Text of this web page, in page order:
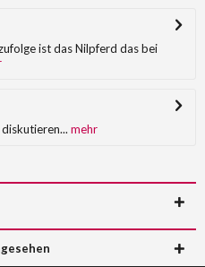
ist das Nilpferd das bei
mehr